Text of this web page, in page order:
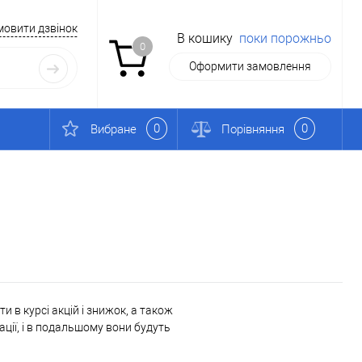
дзвінок
0
В кошику поки порожньо
Оформити замовлення
Вибране 0 Порівняння 0
в курсі акцій і знижок, а також
і в подальшому вони будуть